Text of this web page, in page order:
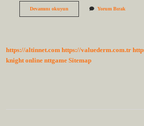
Devamını okuyunIkindi
Mı
Yorum Bırak
https://altinnet.com https://valuederm.com.tr
knight online nttgame Sitemap